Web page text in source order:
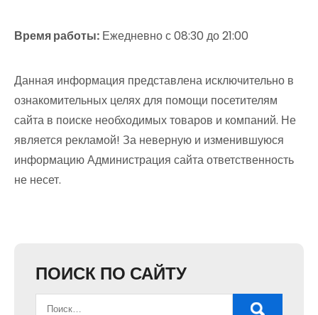
Время работы: Ежедневно с 08:30 до 21:00
Данная информация представлена исключительно в
ознакомительных целях для помощи посетителям
сайта в поиске необходимых товаров и компаний. Не
является рекламой! За неверную и изменившуюся
информацию Администрация сайта ответственность
не несет.
ПОИСК ПО САЙТУ